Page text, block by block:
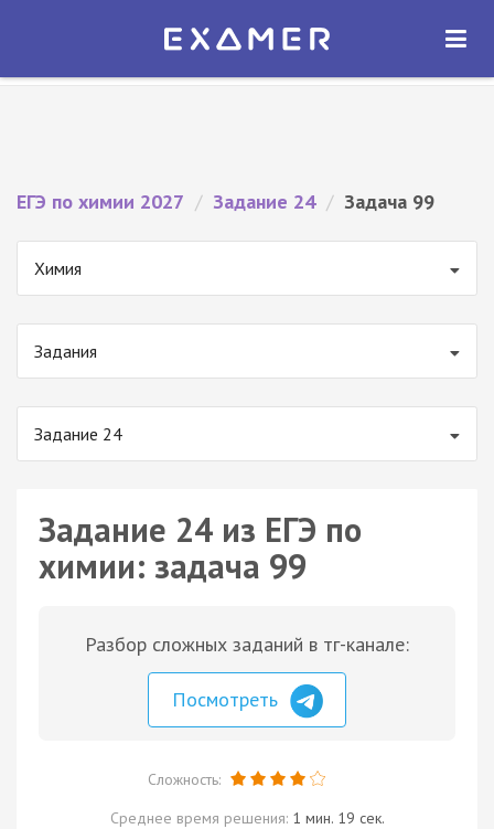
Экзамер — ЕГЭ 2027
ОТКРЫТЬ
ЕГЭ по химии 2027 / Задание 24 / Задача 99
Химия
Задания
Задание 24
Задание 24 из ЕГЭ по
химии: задача 99
Разбор сложных заданий в тг-канале:
Посмотреть
Сложность:
Среднее время решения: 1 мин. 19 сек.